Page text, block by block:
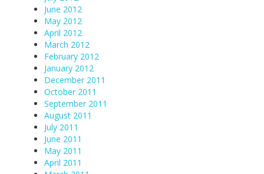
June 2012
May 2012
April 2012
March 2012
February 2012
January 2012
December 2011
October 2011
September 2011
August 2011
July 2011
June 2011
May 2011
April 2011